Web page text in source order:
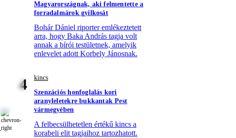
Magyarországnak, aki felmentette a
forradalmárok gyilkosát
Bohár Dániel riporter emlékeztetett
arra, hogy Baka András tagja volt
annak a bírói testületnek, amelyik
enlevelet adott Korbely Jánosnak.
4
kincs
Szenzációs honfoglalás kori
aranyleletekre bukkantak Pest
vármegyében
A felbecsülhetetlen értékű kincs a
korabeli elit tagjaihoz tartozhatott.